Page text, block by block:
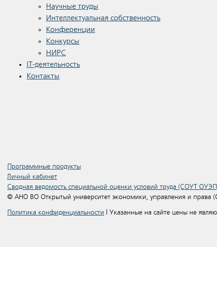
Научные труды
Интеллектуальная собственность
Конференции
Конкурсы
НИРС
IT-деятельность
Контакты
Программные продукты
Личный кабинет
Сводная ведомость специальной оценки условий труда (СОУТ
© АНО ВО Открытый университет экономики, управления и права
Политика конфиденциальности | Указанные на сайте цены не